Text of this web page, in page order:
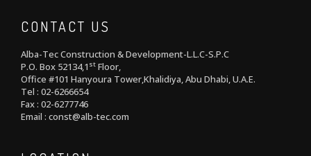
CONTACT US
Alba-Tec Construction & Development-L.L.C-S.P.C
P.O. Box 52134,1 st Floor,
Office #101 Hanyoura Tower,Khalidiya, Abu Dhabi, U.A.E.
Tel : 02-6266654
Fax : 02-6277746
Email : const@alb-tec.com